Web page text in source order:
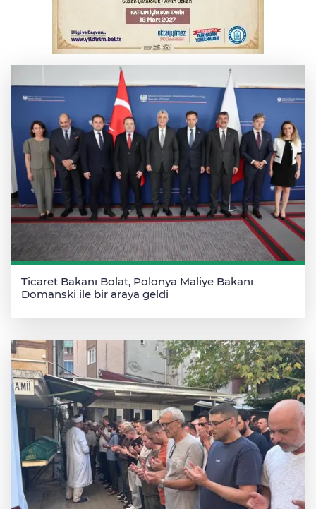
Serbest piyasada altın fiyatları...
Ticaret Bakanı Bolat, Polonya Maliye Bakanı
Domanski ile bir araya geldi